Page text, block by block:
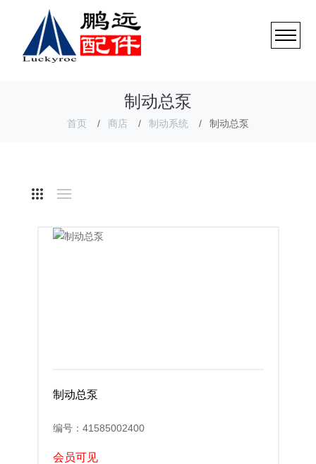
制动总泵
首页 商店 制动系统 制动总泵
制动总泵
编号：41585002400
会员可见